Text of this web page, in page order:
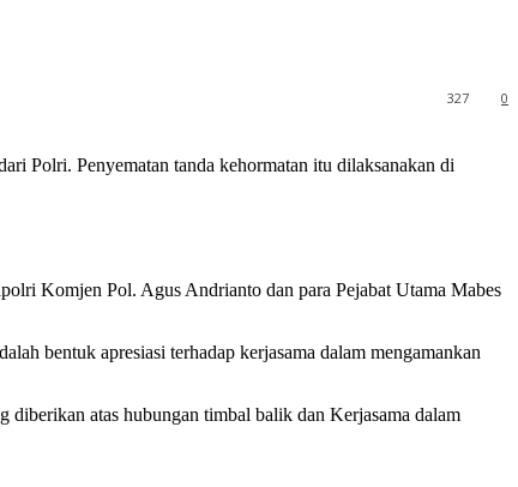
0
327
Polri. Penyematan tanda kehormatan itu dilaksanakan di
Komjen Pol. Agus Andrianto dan para Pejabat Utama Mabes
bentuk apresiasi terhadap kerjasama dalam mengamankan
atas hubungan timbal balik dan Kerjasama dalam